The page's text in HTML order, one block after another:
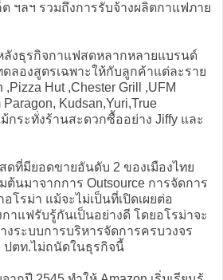
ฯลฯ รวมถึงการรับจ้างผลิตกาแฟภาย
ลังธุรกิจกาแฟสดหลากหลายแบรนด์
ลองสูตรเฉพาะให้กับลูกค้าแต่ละราย
,Pizza Hut ,Chester Grill ,UFM
Kudsan,Yuri,True
กระทั่งร้านสะดวกซื้ออย่าง Jiffy และ
ที่มียอดขายอันดับ 2 ของเมืองไทย
ต้นมาจากการ Outsource การจัดการ
โรม่า แม้จะไม่เป็นที่เปิดเผยต่อ
าแฟรับรู้กันเป็นอย่างดี โดยอโรม่าจะ
งระบบการบริหารจัดการครบวงจร
ปตท.ไม่ถนัดในธุรกิจนี้